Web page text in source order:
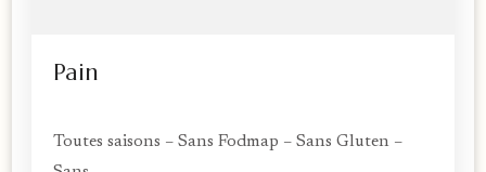
Pain
Toutes saisons – Sans Fodmap – Sans Gluten –